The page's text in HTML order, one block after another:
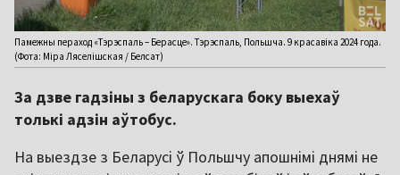
Памежны пераход «Тэрэспаль – Берасце». Тэрэспаль, Польшча. 9 красавіка 2024 года.
(Фота: Міра Ляселішская / Белсат)
За дзве гадзіны з беларускага боку выехаў
толькі адзін аўтобус.
На выездзе з Беларусі ў Польшчу апошнімі днямі не